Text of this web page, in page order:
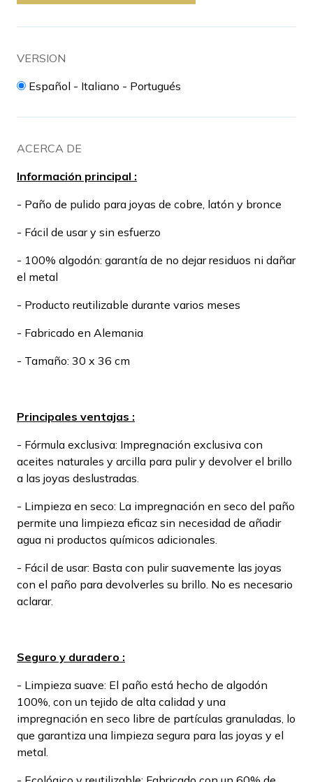
VERSION
Español - Italiano - Portugués
ACERCA DE
Información principal :
- Paño de pulido para joyas de cobre, latón y bronce
- Fácil de usar y sin esfuerzo
- 100% algodón: garantía de no dejar residuos ni dañar
el metal
- Producto reutilizable durante varios meses
- Fabricado en Alemania
- Tamaño: 30 x 36 cm
Principales ventajas :
- Fórmula exclusiva: Impregnación exclusiva con
aceites naturales y arcilla para pulir y devolver el brillo
a las joyas deslustradas.
- Limpieza en seco: La impregnación en seco del paño
permite una limpieza eficaz sin necesidad de añadir
agua ni productos químicos adicionales.
- Fácil de usar: Basta con pulir suavemente las joyas
con el paño para devolverles su brillo. No es necesario
aclarar.
Seguro y duradero :
- Limpieza suave: El paño está hecho de algodón
100%, con un tejido de alta calidad y una
impregnación en seco libre de partículas granuladas, lo
que garantiza una limpieza segura para las joyas y el
metal.